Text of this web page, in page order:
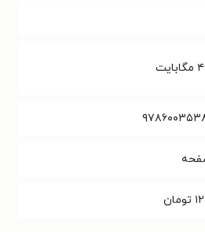
مگابایت
تومان